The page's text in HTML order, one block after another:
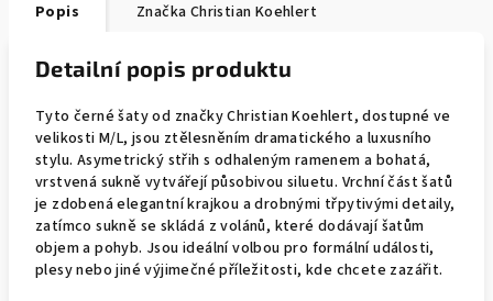
Popis Značka Christian Koehlert
Detailní popis produktu
Tyto černé šaty od značky Christian Koehlert, dostupné ve
velikosti M/L, jsou ztělesněním dramatického a luxusního
stylu. Asymetrický střih s odhaleným ramenem a bohatá,
vrstvená sukně vytvářejí působivou siluetu. Vrchní část šatů
je zdobená elegantní krajkou a drobnými třpytivými detaily,
zatímco sukně se skládá z volánů, které dodávají šatům
objem a pohyb. Jsou ideální volbou pro formální události,
plesy nebo jiné výjimečné příležitosti, kde chcete zazářit.